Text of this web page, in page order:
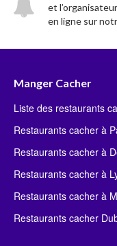
et
en ligne sur
Manger Cacher
Liste des restaurants
Restaurants cacher à
Restaurants cacher à
Restaurants cacher à
Restaurants cacher à
Restaurants cacher